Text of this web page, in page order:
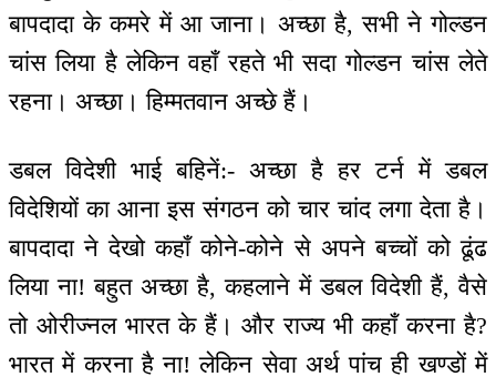
बापदादा के कमरे में आ जाना। अच्छा है, सभी ने गोल्डन
चांस लिया है लेकिन वहाँ रहते भी सदा गोल्डन चांस लेते
रहना। अच्छा। हिम्मतवान अच्छे हैं।
डबल विदेशी भाई बहिनें:- अच्छा है हर टर्न में डबल
विदेशियों का आना इस संगठन को चार चांद लगा देता है।
बापदादा ने देखो कहाँ कोने-कोने से अपने बच्चों को ढूंढ
लिया ना! बहुत अच्छा है, कहलाने में डबल विदेशी हैं, वैसे
तो ओरीज्नल भारत के हैं। और राज्य भी कहाँ करना है?
भारत में करना है ना! लेकिन सेवा अर्थ पांच ही खण्डों में